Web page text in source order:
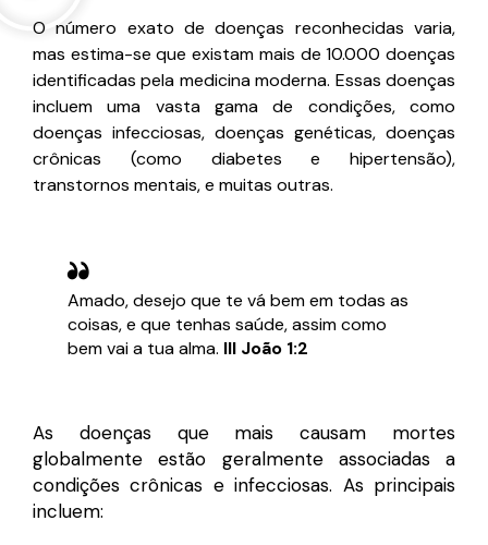
O número exato de doenças reconhecidas varia,
mas estima-se que existam mais de 10.000 doenças
identificadas pela medicina moderna. Essas doenças
incluem uma vasta gama de condições, como
doenças infecciosas, doenças genéticas, doenças
crônicas (como diabetes e hipertensão),
transtornos mentais, e muitas outras.
Amado, desejo que te vá bem em todas as
coisas, e que tenhas saúde, assim como
bem vai a tua alma. III João 1:2
As doenças que mais causam mortes
globalmente estão geralmente associadas a
condições crônicas e infecciosas. As principais
incluem: